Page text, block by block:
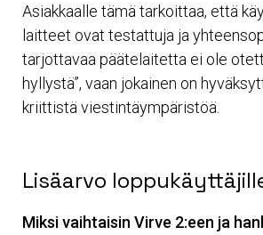
Asiakkaalle tämä tarkoittaa, että
laitteet ovat testattuja ja
tarjottavaa päätelaitetta ei ole
hyllystä”, vaan jokainen on
kriittistä viestintäympäristöä.
Lisäarvo
Miksi vaihtaisin Virve 2:een ja